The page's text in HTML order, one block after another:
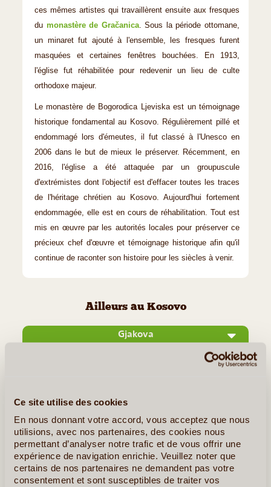
Ce site utilise des cookies
En nous donnant votre accord, vous acceptez que nous
utilisions, avec nos partenaires, des cookies nous
permettant d’analyser notre trafic et de vous offrir une
expérience de navigation enrichie. Veuillez noter que
certains de nos partenaires ne demandent pas votre
consentement et sont susceptibles de traiter vos
ces mêmes artistes qui travaillèrent ensuite aux fresques
du monastère de Gračanica. Sous la période ottomane,
un minaret fut ajouté à l'ensemble, les fresques furent
masquées et certaines fenêtres bouchées. En 1913,
l'église fut réhabilitée pour redevenir un lieu de culte
orthodoxe majeur.
Le monastère de Bogorodica Ljeviska est un témoignage
historique fondamental au Kosovo. Régulièrement pillé et
endommagé lors d'émeutes, il fut classé à l'Unesco en
2006 dans le but de mieux le préserver. Récemment, en
2016, l'église a été attaquée par un groupuscule
d'extrémistes dont l'objectif est d'effacer toutes les traces
de l'héritage chrétien au Kosovo. Aujourd'hui fortement
endommagée, elle est en cours de réhabilitation. Tout est
mis en œuvre par les autorités locales pour préserver ce
précieux chef d'œuvre et témoignage historique afin qu'il
continue de raconter son histoire pour les siècles à venir.
Ailleurs au Kosovo
Gjakova